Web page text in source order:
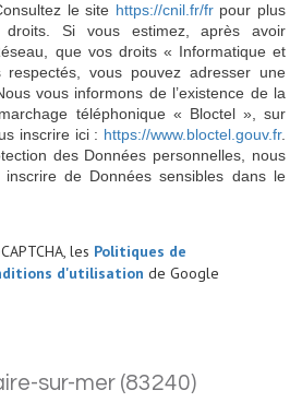
le site https://cnil.fr/frpour plus
droits. Si vous estimez, après avoir
que vos droits « Informatique et
vous pouvez adresser une
vous informons de l’existence de la
téléphonique « Bloctel », sur
inscrire ici : https://www.bloctel.gouv.fr.
des Données personnelles, nous
de Données sensibles dans le
les Politiques de
d'utilisation de Google
sur-mer (83240)